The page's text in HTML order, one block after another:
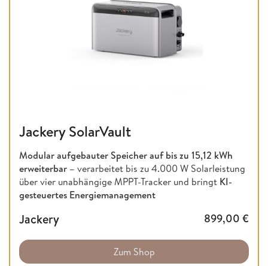
Jackery SolarVault
Modular aufgebauter Speicher auf bis zu 15,12 kWh
erweiterbar – verarbeitet bis zu 4.000 W Solarleistung
über vier unabhängige MPPT-Tracker und bringt KI-
gesteuertes Energiemanagement
Jackery 899,00 €
Zum Shop